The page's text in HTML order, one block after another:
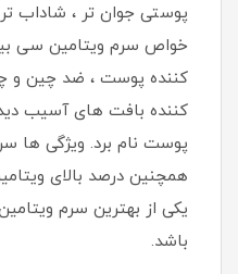
پوستی جوان تر ، شاداب
خواص سرم ویتامین سی
کننده پوست ، ضد چین و
کننده بافت های آسیب
پوست نام برد. ویژگی ها
یکی از بهترین سرم
باشد.